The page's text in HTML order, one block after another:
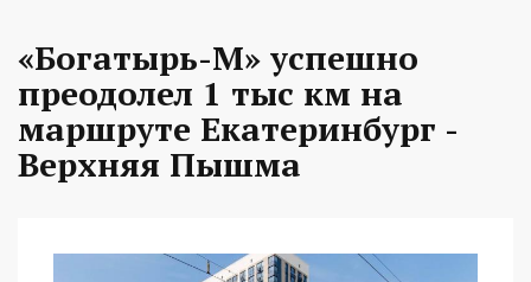
«Богатырь-М» успешно
преодолел 1 тыс км на
маршруте Екатеринбург -
Верхняя Пышма